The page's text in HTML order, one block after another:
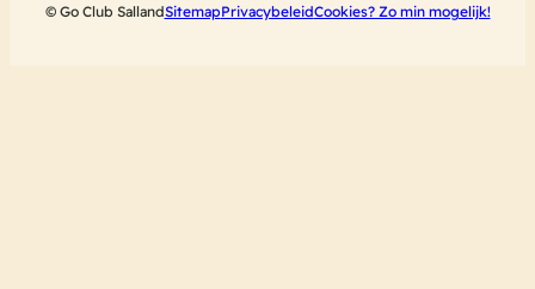
© Go Club SallandSitemapPrivacybeleidCookies? Zo min mogelijk!